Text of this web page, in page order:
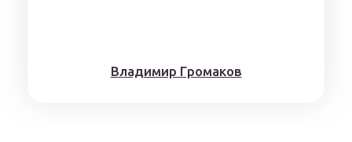
Влaдимиp Гpoмaкoв